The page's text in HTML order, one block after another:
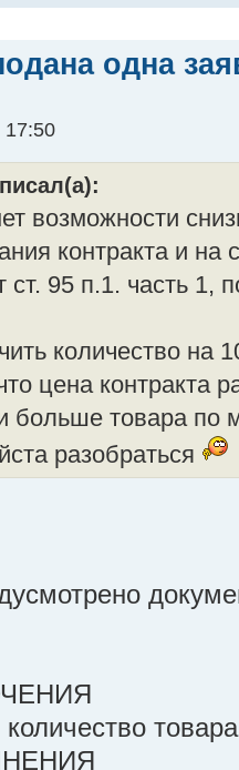
одна
17:50
возможности
контракта и на
ст. 95 п.1. часть
количество на
цена
больше товара по
разобраться